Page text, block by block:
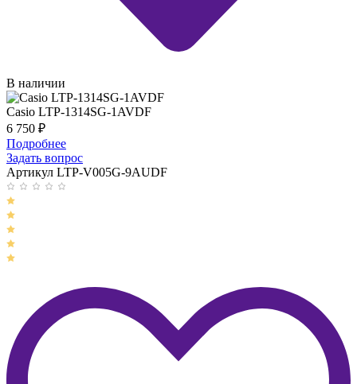
В наличии
Casio LTP-1314SG-1AVDF
6 750 ₽
Подробнее
Задать вопрос
Артикул LTP-V005G-9AUDF